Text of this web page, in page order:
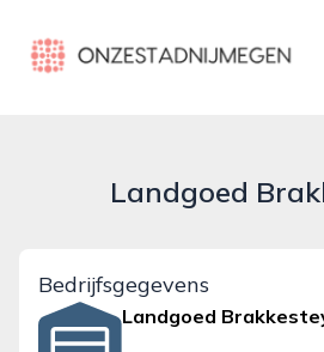
onzestadnijmegen.nl
Landgoed
Bedrijfsgegevens
Landgoed